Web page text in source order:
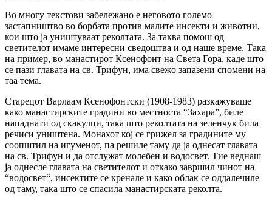
Во многу текстови забележано е неговото големо
застапништво во борбата против малите инсекти и животни,
кои што ја уништуваат реколтата. За таква помош од
светителот имаме интересни сведоштва и од наше време. Така
на пример, во манастирот Ксенофонт на Света Гора, каде што
се пази главата на св. Трифун, има свежо запазени спомени на
таа тема.
Старецот Варлаам Ксенофонтски (1908-1983) разкажуваше
како манастирските градини во местноста “Захара”, биле
нападнати од скакулци, така што реколтата на зеленчук била
речиси уништена. Монахот кој се грижел за градините му
соопштил на игуменот, па решиле таму да ја однесат главата
на св. Трифун и да отслужат молебен и водосвет. Тие веднаш
ја однесле главата на светителот и откако завршил чинот на
“водосвет“, инсектите се кренале и како облак се оддалечиле
од таму, така што се спасила манастирската реколта.